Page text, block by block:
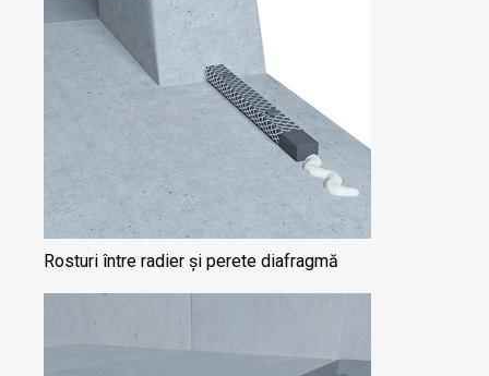
Rosturi între radier și perete diafragmă